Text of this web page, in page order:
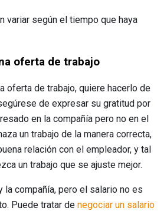
variar según el tiempo que haya
oferta de trabajo
oferta de trabajo, quiere hacerlo de
de expresar su gratitud por
en la compañía pero no en el
un trabajo de la manera correcta,
relación con el empleador, y tal
un trabajo que se ajuste mejor.
la compañía, pero el salario no es
Puede tratar de negociar un salario